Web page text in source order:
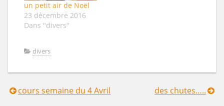
un petit air de Noël
23 décembre 2016
Dans "divers"
divers
Navigation
cours semaine du 4 Avril des chutes…..